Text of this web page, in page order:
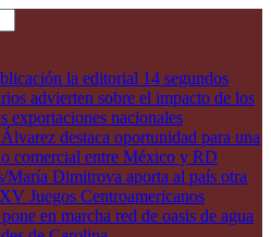
la editorial 14 segundos
advierten sobre el impacto de los
exportaciones nacionales
destaca oportunidad para una
comercial entre México y RD
María Dimitrova aporta al país otra
Juegos Centroamericanos
en marcha red de oasis de agua